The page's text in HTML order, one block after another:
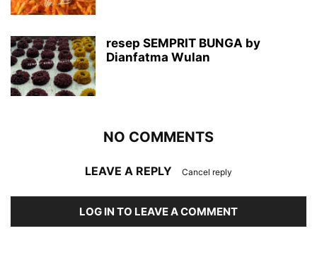
resep SEMPRIT BUNGA by
Dianfatma Wulan
NO COMMENTS
LEAVE A REPLY Cancel reply
LOG IN TO LEAVE A COMMENT